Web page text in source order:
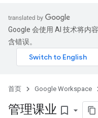
Google 会使用 AI 技术将内
含错误。
首页 Google Workspace
管理课业 bookmark_border